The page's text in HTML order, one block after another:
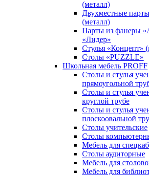
(металл)
Двухместные
(металл)
Парты из фанеры
«Лидер»
Стулья «Концепт»
Столы «PUZZLE»
Школьная мебель PROFF
Столы и стулья
прямоугольной
Столы и стулья
круглой трубе
Столы и стулья
плоскоовальной
Столы учительские
Столы
Мебель для
Столы аудиторные
Мебель для
Мебель для